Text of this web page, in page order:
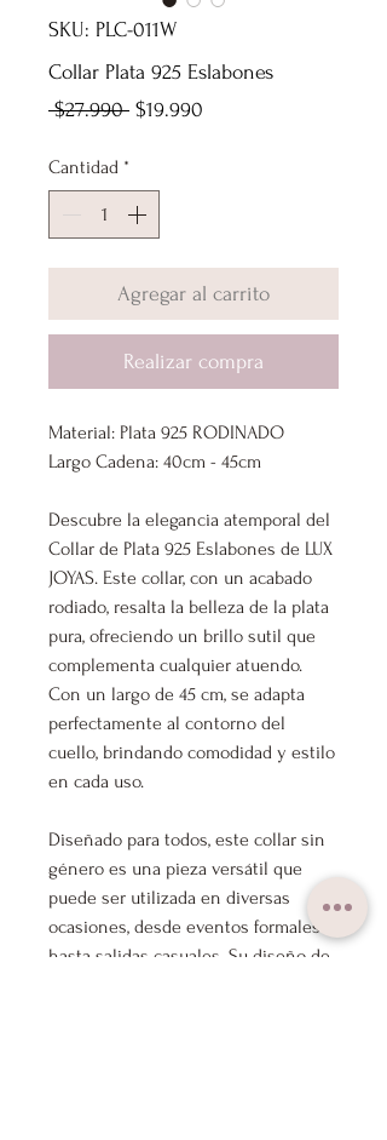
SKU: PLC-011W
Collar Plata 925 Eslabones
$27.990 Precio
$19.990
Cantidad *
Agregar al carrito
Realizar compra
Material: Plata 925 RODINADO
Largo Cadena: 40cm - 45cm
Descubre la elegancia atemporal del
Collar de Plata 925 Eslabones de LUX
JOYAS. Este collar, con un acabado
rodiado, resalta la belleza de la plata
pura, ofreciendo un brillo sutil que
complementa cualquier atuendo.
Con un largo de 45 cm, se adapta
perfectamente al contorno del
cuello, brindando comodidad y estilo
en cada uso.
Diseñado para todos, este collar sin
género es una pieza versátil que
puede ser utilizada en diversas
ocasiones, desde eventos formales
hasta salidas casuales. Su diseño de